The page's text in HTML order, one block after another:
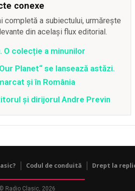
conexe
completă a subiectului, urmărește
din același flux editorial.
O colecție a minunilor
Planet“ se lansează astăzi.
și în România
şi dirijorul Andre Previn
Codul de conduită Drept la
© Radio Clasic, 2026